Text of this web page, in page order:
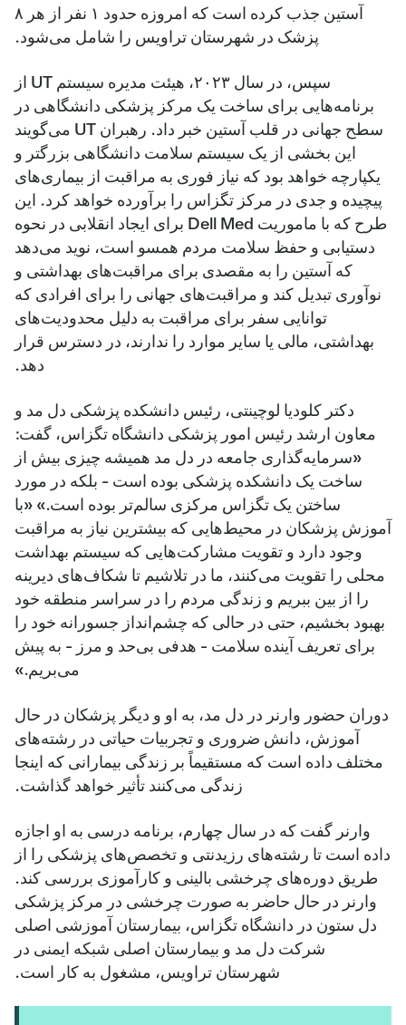
آستین جذب کرده است که امروزه حدود ۱ نفر از هر ۸
پزشک در شهرستان تراویس را شامل می‌شود.
سپس، در سال ۲۰۲۳، هیئت مدیره سیستم UT از
برنامه‌هایی برای ساخت یک مرکز پزشکی دانشگاهی در
سطح جهانی در قلب آستین خبر داد. رهبران UT می‌گویند
این بخشی از یک سیستم سلامت دانشگاهی بزرگتر و
یکپارچه خواهد بود که نیاز فوری به مراقبت از بیماری‌های
پیچیده و جدی در مرکز تگزاس را برآورده خواهد کرد. این
طرح که با ماموریت Dell Med برای ایجاد انقلابی در نحوه
دستیابی و حفظ سلامت مردم همسو است، نوید می‌دهد
که آستین را به مقصدی برای مراقبت‌های بهداشتی و
نوآوری تبدیل کند و مراقبت‌های جهانی را برای افرادی که
توانایی سفر برای مراقبت به دلیل محدودیت‌های
بهداشتی، مالی یا سایر موارد را ندارند، در دسترس قرار
دهد.
دکتر کلودیا لوچینتی، رئیس دانشکده پزشکی دل مد و
معاون ارشد رئیس امور پزشکی دانشگاه تگزاس، گفت:
«سرمایه‌گذاری جامعه در دل مد همیشه چیزی بیش از
ساخت یک دانشکده پزشکی بوده است - بلکه در مورد
ساختن یک تگزاس مرکزی سالم‌تر بوده است.» «با
آموزش پزشکان در محیط‌هایی که بیشترین نیاز به مراقبت
وجود دارد و تقویت مشارکت‌هایی که سیستم بهداشت
محلی را تقویت می‌کنند، ما در تلاشیم تا شکاف‌های دیرینه
را از بین ببریم و زندگی مردم را در سراسر منطقه خود
بهبود بخشیم، حتی در حالی که چشم‌انداز جسورانه خود را
برای تعریف آینده سلامت - هدفی بی‌حد و مرز - به پیش
می‌بریم.»
دوران حضور وارنر در دل مد، به او و دیگر پزشکان در حال
آموزش، دانش ضروری و تجربیات حیاتی در رشته‌های
مختلف داده است که مستقیماً بر زندگی بیمارانی که اینجا
زندگی می‌کنند تأثیر خواهد گذاشت.
وارنر گفت که در سال چهارم، برنامه درسی به او اجازه
داده است تا رشته‌های رزیدنتی و تخصص‌های پزشکی را از
طریق دوره‌های چرخشی بالینی و کارآموزی بررسی کند.
وارنر در حال حاضر به صورت چرخشی در مرکز پزشکی
دل ستون در دانشگاه تگزاس، بیمارستان آموزشی اصلی
شرکت دل مد و بیمارستان اصلی شبکه ایمنی در
شهرستان تراویس، مشغول به کار است.